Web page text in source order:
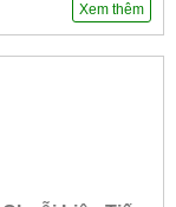
Xem thêm